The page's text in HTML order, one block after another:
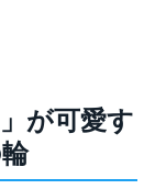
が可愛す